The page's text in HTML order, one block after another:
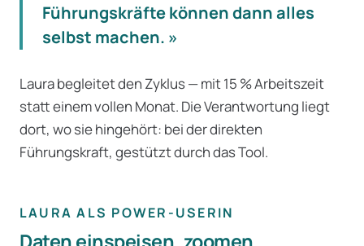
Führungskräfte können dann alles
selbst machen. »
Laura begleitet den Zyklus — mit 15 % Arbeitszeit
statt einem vollen Monat. Die Verantwortung liegt
dort, wo sie hingehört: bei der direkten
Führungskraft, gestützt durch das Tool.
LAURA ALS POWER-USERIN